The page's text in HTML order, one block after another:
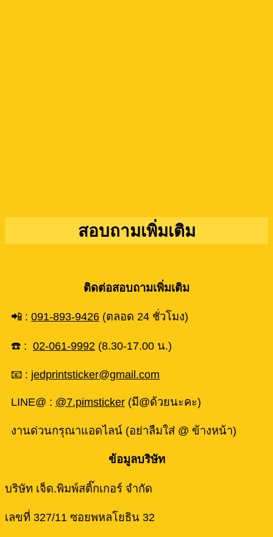
สอบถามเพิ่มเติม
ติดต่อสอบถามเพิ่มเติม
📲 : 091-893-9426 (ตลอด 24 ชั่วโมง)
☎️ : 02-061-9992 (8.30-17.00 น.)
📧 : jedprintsticker@gmail.com
LINE@ : @7.pimsticker (มี@ด้วยนะคะ)
งานด่วนกรุณาแอดไลน์ (อย่าลืมใส่ @ ข้างหน้า)
ข้อมูลบริษัท
บริษัท เจ็ด.พิมพ์สติ๊กเกอร์ จำกัด
เลขที่ 327/11 ซอยพหลโยธิน 32